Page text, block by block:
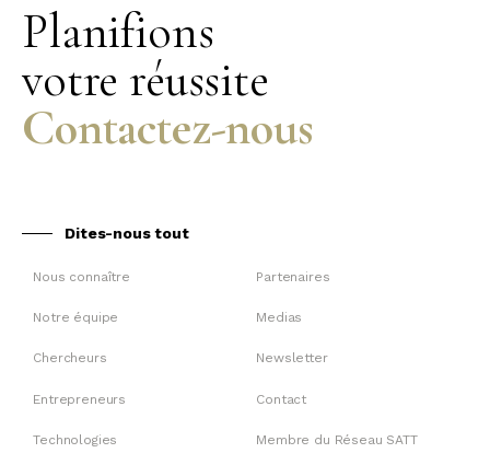
Planifions
votre réussite
Contactez-nous
Dites-nous tout
Nous connaître
Notre équipe
Chercheurs
Entrepreneurs
Technologies
Partenaires
Medias
Newsletter
Contact
Membre du Réseau SATT